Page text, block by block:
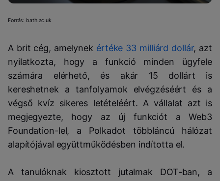
Forrás: bath.ac.uk
A brit cég, amelynek értéke 33 milliárd dollár, azt
nyilatkozta, hogy a funkció minden ügyfele
számára elérhető, és akár 15 dollárt is
kereshetnek a tanfolyamok elvégzéséért és a
végső kvíz sikeres letételéért. A vállalat azt is
megjegyezte, hogy az új funkciót a Web3
Foundation-lel, a Polkadot többláncú hálózat
alapítójával együttműködésben indította el.
A tanulóknak kiosztott jutalmak DOT-ban, a